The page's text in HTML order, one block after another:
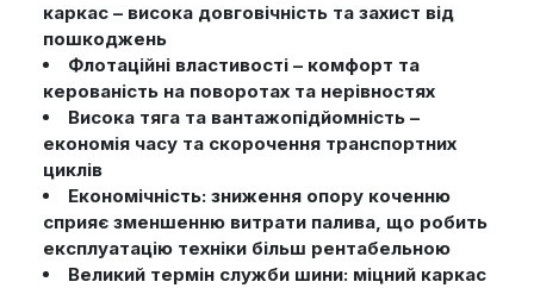
каркас – висока довговічність та захист від
пошкоджень
Флотаційні властивості – комфорт та
керованість на поворотах та нерівностях
Висока тяга та вантажопідйомність –
економія часу та скорочення транспортних
циклів
Економічність: зниження опору коченню
сприяє зменшенню витрати палива, що робить
експлуатацію техніки більш рентабельною
Великий термін служби шини: міцний каркас